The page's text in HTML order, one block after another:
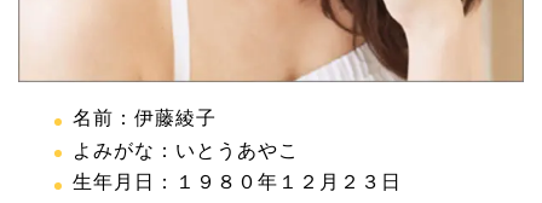
名前：伊藤綾子
よみがな：いとうあやこ
生年月日：１９８０年１２月２３日